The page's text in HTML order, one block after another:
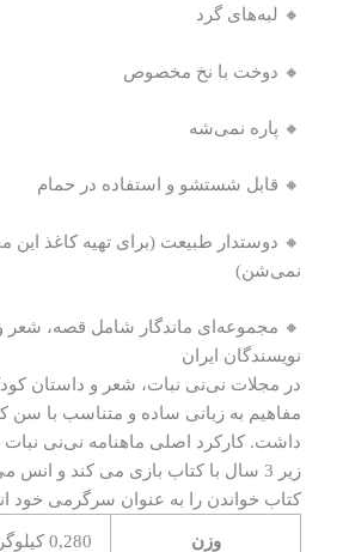
🔸 لبه‌های گرد
🔸 دوخت با نخ مخصوص
🔸 پاره نمی‌شه
🔸 قابل شستشو و استفاده در حمام
🔸 دوستدار طبیعت (برای تهیه کاغذ این
نمی‌شن)
🔸 مجموعه‌ای ماندگار شامل قصه، شعر و
نویسندگان ایران
در مجلات نی‌نی نبات، شعر و داستان
مفاهیم به زبانی ساده و متناسب با سن
داشت. کارکرد اصلی ماهنامه نی‌نی
زیر 3 سال با کتاب بازی می کند و انس
کتاب خواندن را به عنوان سرگرمی خود
وزن 0,280 کیلوگرم